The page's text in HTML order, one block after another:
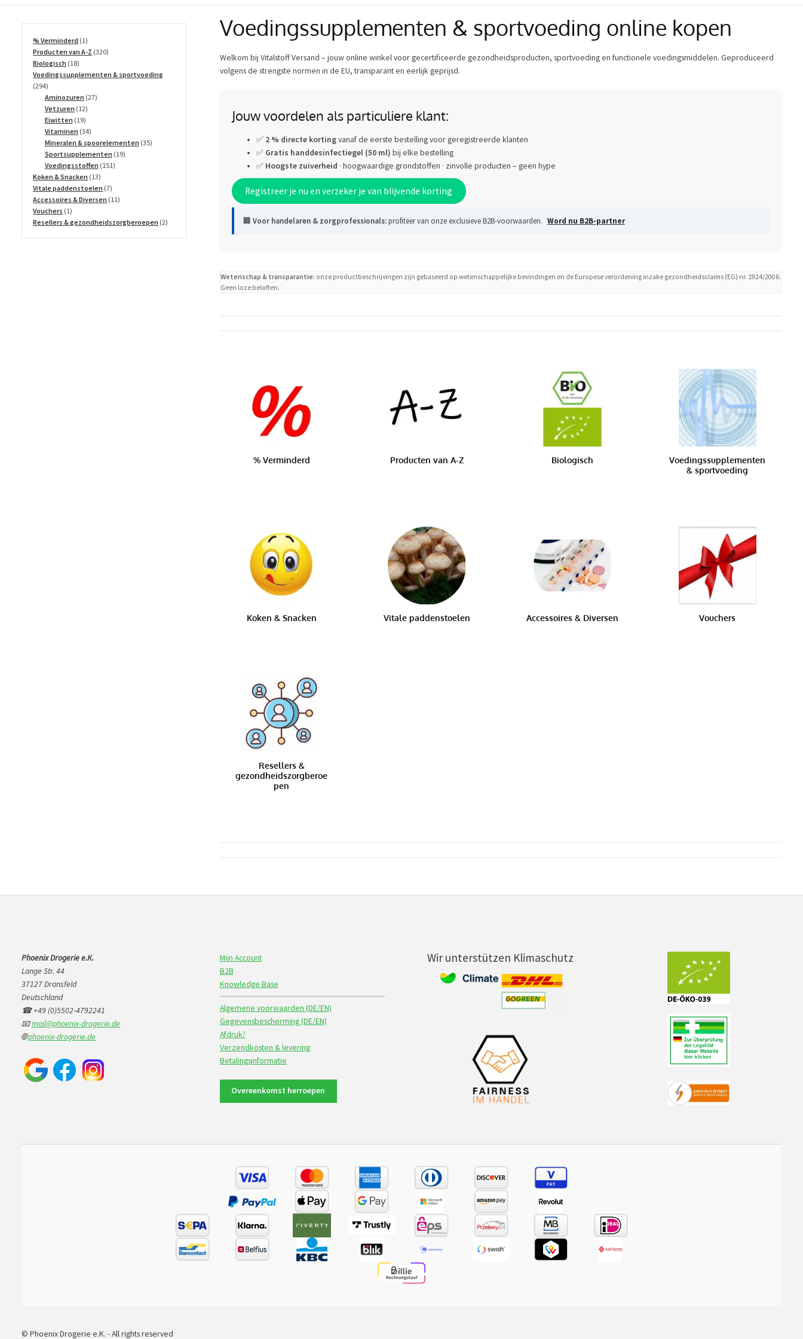
Voedingssupplementen & sportvoeding online kopen
Welkom bij Vitalstoff Versand – jouw online winkel voor gecertificeerde gezondheidsproducten, sportvoeding en functionele voedingsmiddelen. Geproduceerd
volgens de strengste normen in de EU, transparant en eerlijk geprijsd.
Jouw voordelen als particuliere klant:
✅ 2 % directe kortingvanaf de eerste bestelling voor geregistreerde klanten
✅ Gratis handdesinfectiegel (50 ml) bij elke bestelling
✅ Hoogste zuiverheid · hoogwaardige grondstoffen · zinvolle producten – geen hype
Registreer je nu en verzeker je van blijvende korting
🏢 Voor handelaren & zorgprofessionals:profiteer van onze exclusieve B2B-voorwaarden. Word nu B2B-partner
Wetenschap & transparantie: onze productbeschrijvingen zijn gebaseerd op wetenschappelijke bevindingen en de Europese verordening inzake gezondheidsclaims (EG) nr. 1924/2006.
Geen loze beloften.
% Verminderd Producten van A-Z Biologisch
Voedingssupplementen
& sportvoeding
Koken & Snacken Vitale paddenstoelen Accessoires & Diversen Vouchers
Resellers &
gezondheidszorgberoe
pen
% Verminderd 11
product
Producten van A-Z 320320
Biologisch 1818
producten
Voedingssupplementen & sportvoeding
294294
producten
Aminozuren 2727
Vetzuren 1212
producten
Eiwitten 1919
producten
Vitaminen 3434
producten
Mineralen & spoorelementen 3535
Sportsupplementen 1919
Voedingsstoffen 151151
Koken & Snacken 1313
producten
Vitale paddenstoelen 77
producten
Accessoires & Diversen 1111
Vouchers 11
product
Resellers & gezondheidszorgberoepen 22
Phoenix Drogerie e.K.
Lange Str. 44
37127 Dransfeld
Deutschland
☎ +49 (0)5502-4792241
📧mail@phoenix-drogerie.de
🌐phoenix-drogerie.de
Mijn Account
B2B
Knowledge Base
Algemene voorwaarden (DE/EN)
Gegevensbescherming (DE/EN)
Afdruk/
Verzendkosten & levering
Betalingsinformatie
Overeenkomst herroepen
Wir unterstützen Klimaschutz
© Phoenix Drogerie e.K. - All rights reserved